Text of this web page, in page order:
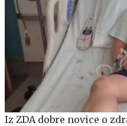
Iz ZDA dobre novice o